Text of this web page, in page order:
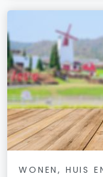
WONEN, HUIS